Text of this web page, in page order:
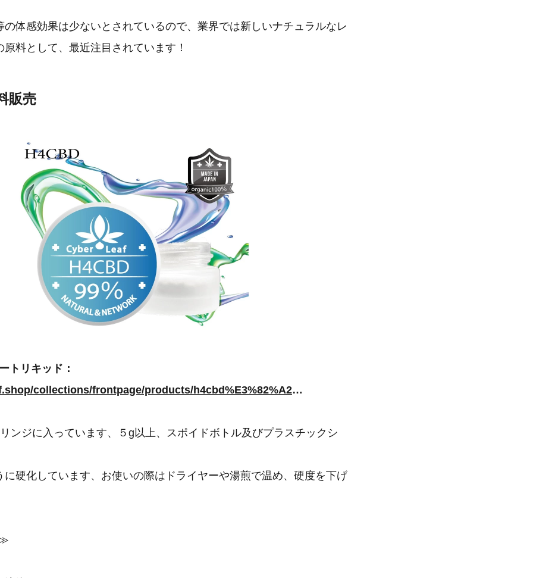
の体感効果は少ないとされているので、業界では新しいナチュラルなレ
原料として、最近注目されています！
販売
トリキッド：
https://cyberleaf.shop/collections/frontpage/products/h4cbd%E3%82%A2%E3%82%A4%E3%82%BD%E3%83%AC%E3%83%BC%E3%83%88%E3%83%AA%E3%82%AD%E3%83%83%E3%83%89
ンジに入っています、５g以上、スポイドボトル及びプラスチックシ
硬化しています、お使いの際はドライヤーや湯煎で温め、硬度を下げ